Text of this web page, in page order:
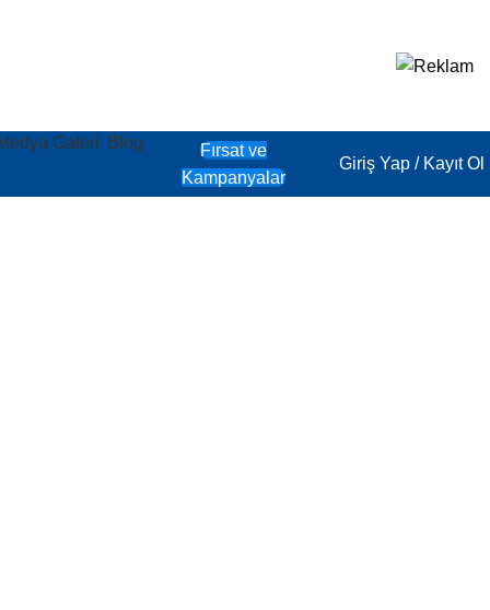
Galeri Blog
Fırsat ve
Kampanyalar
Giriş Yap / Kayıt Ol